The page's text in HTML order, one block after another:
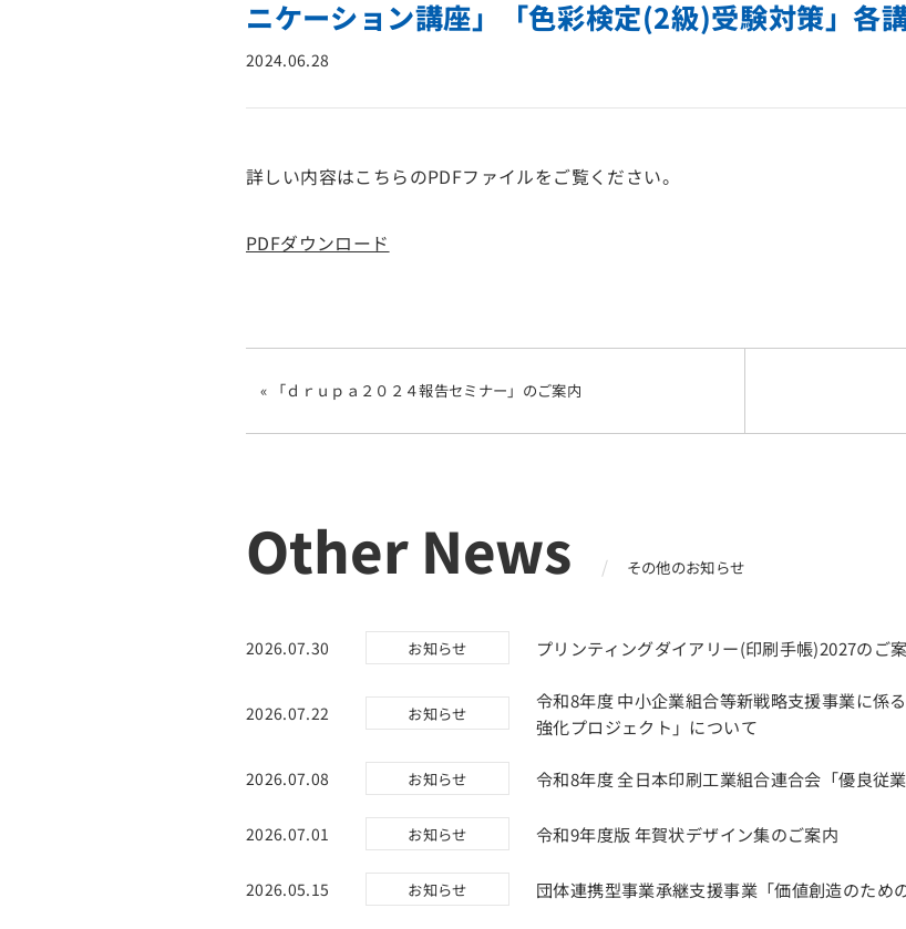
ニケーション講座」「色彩検定(2級)受験対策」各
2024.06.28
詳しい内容はこちらのPDFファイルをご覧ください。
PDFダウンロード
« 「ｄｒｕｐａ２０２４報告セミナー」のご案内
Other News その他のお知らせ
2026.07.30 お知らせ プリンティングダイアリー(印刷手帳)2027のご
2026.07.22 お知らせ
令和8年度 中小企業組合等新戦略支援事業に係
強化プロジェクト」について
2026.07.08 お知らせ 令和8年度 全日本印刷工業組合連合会「優良従
2026.07.01 お知らせ 令和9年度版 年賀状デザイン集のご案内
2026.05.15 お知らせ 団体連携型事業承継支援事業「価値創造のため